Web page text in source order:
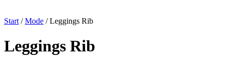
Start /Mode / Leggings Rib
Leggings Rib